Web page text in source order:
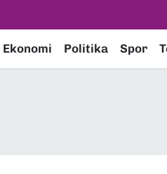
Ekonomi Politika Spor